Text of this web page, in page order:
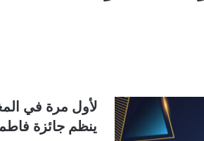
لأول مرة في
ينظم جائزة